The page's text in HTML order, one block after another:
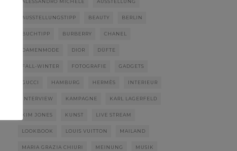
ALESSANDRO MICHELE AUSSTELLUNG
AUSSTELLUNGSTIPP BEAUTY BERLIN
BUCHTIPP BURBERRY CHANEL
DAMENMODE DIOR DÜFTE
FALL-WINTER FOTOGRAFIE GADGETS
GUCCI HAMBURG HERMÈS INTERIEUR
INTERVIEW KAMPAGNE KARL LAGERFELD
KIM JONES KUNST LIVE STREAM
LOOKBOOK LOUIS VUITTON MAILAND
MARIA GRAZIA CHIURI MEINUNG MUSIK